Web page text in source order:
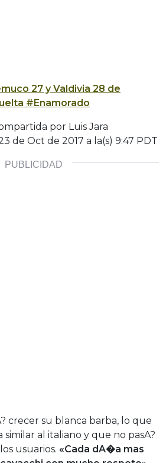
27 y Valdivia 28 de
#Enamorado
por Luis Jara
de Oct de 2017 a la(s) 9:47 PDT
crecer su blanca barba, lo que
similar al italiano y que no pasA?
usuarios. «Cada dA�a mas